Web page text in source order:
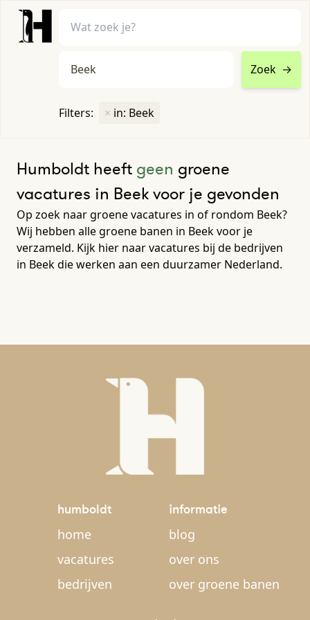
Zoek →
Filters: × in: Beek
Humboldt heeft geen groene
vacatures in Beek voor je gevonden
Op zoek naar groene vacatures in of rondom Beek?
Wij hebben alle groene banen in Beek voor je
verzameld. Kijk hier naar vacatures bij de bedrijven
in Beek die werken aan een duurzamer Nederland.
humboldt
home
vacatures
bedrijven
informatie
blog
over ons
over groene banen